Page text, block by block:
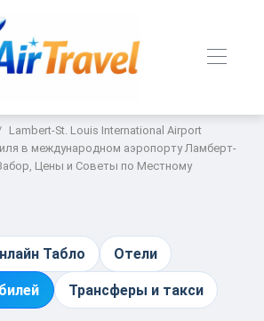
Lambert-St. Louis International Airport
в международном аэропорту Ламберт-
Цены и Советы по Местному
Табло Отели
Трансферы и такси